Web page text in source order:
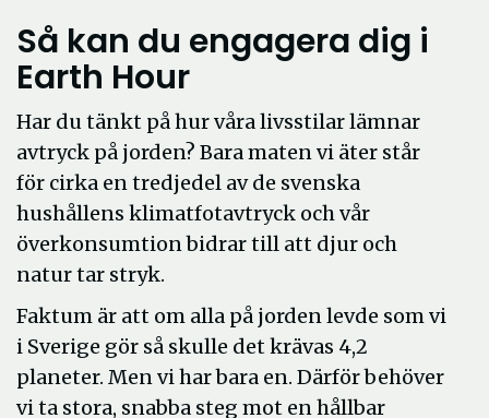
Så kan du engagera dig i
Earth Hour
Har du tänkt på hur våra livsstilar lämnar
avtryck på jorden? Bara maten vi äter står
för cirka en tredjedel av de svenska
hushållens klimatfotavtryck och vår
överkonsumtion bidrar till att djur och
natur tar stryk.
Faktum är att om alla på jorden levde som vi
i Sverige gör så skulle det krävas 4,2
planeter. Men vi har bara en. Därför behöver
vi ta stora, snabba steg mot en hållbar